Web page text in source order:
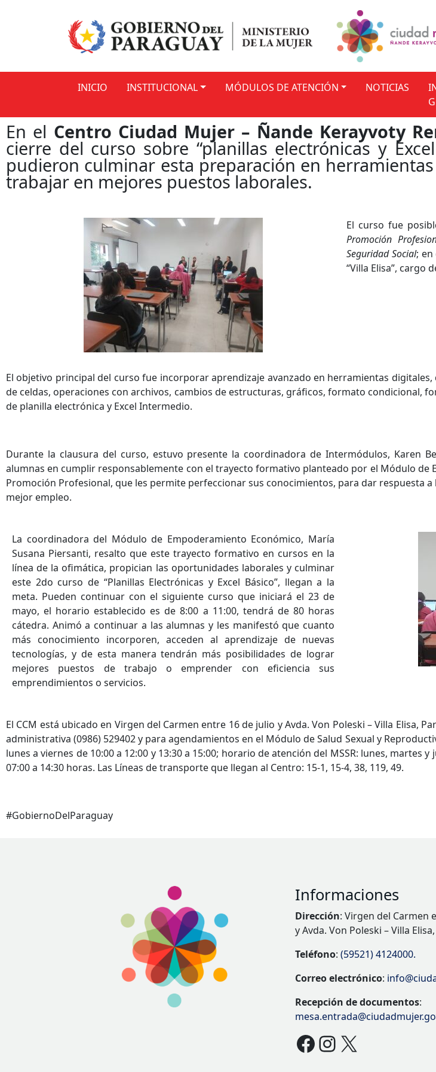
INICIO INSTITUCIONAL MÓDULOS DE ATENCIÓN NOTICIAS
En el Centro Ciudad Mujer – Ñande Kerayvoty
cierre del curso sobre “planillas electrónicas y
pudieron culminar esta preparación en
trabajar en mejores puestos laborales.
El curso fue
Promoción
Seguridad Social; en
“Villa Elisa”, cargo
El objetivo principal del curso fue incorporar aprendizaje avanzado en herramientas
de celdas, operaciones con archivos, cambios de estructuras, gráficos, formato condicional,
de planilla electrónica y Excel Intermedio.
Durante la clausura del curso, estuvo presente la coordinadora de Intermódulos, Karen
alumnas en cumplir responsablemente con el trayecto formativo planteado por el Módulo de
Promoción Profesional, que les permite perfeccionar sus conocimientos, para dar respuesta
mejor empleo.
La coordinadora del Módulo de Empoderamiento Económico, María
Susana Piersanti, resalto que este trayecto formativo en cursos en la
línea de la ofimática, propician las oportunidades laborales y culminar
este 2do curso de “Planillas Electrónicas y Excel Básico”, llegan a la
meta. Pueden continuar con el siguiente curso que iniciará el 23 de
mayo, el horario establecido es de 8:00 a 11:00, tendrá de 80 horas
cátedra. Animó a continuar a las alumnas y les manifestó que cuanto
más conocimiento incorporen, acceden al aprendizaje de nuevas
tecnologías, y de esta manera tendrán más posibilidades de lograr
mejores puestos de trabajo o emprender con eficiencia sus
emprendimientos o servicios.
El CCM está ubicado en Virgen del Carmen entre 16 de julio y Avda. Von Poleski – Villa Elisa,
administrativa (0986) 529402 y para agendamientos en el Módulo de Salud Sexual y
lunes a viernes de 10:00 a 12:00 y 13:30 a 15:00; horario de atención del MSSR: lunes, martes
07:00 a 14:30 horas. Las Líneas de transporte que llegan al Centro: 15-1, 15-4, 38, 119, 49.
#GobiernoDelParaguay
Informaciones
Dirección: Virgen del Carmen
y Avda. Von Poleski – Villa
Teléfono: (59521) 4124000.
Correo electrónico:
Recepción de documentos: